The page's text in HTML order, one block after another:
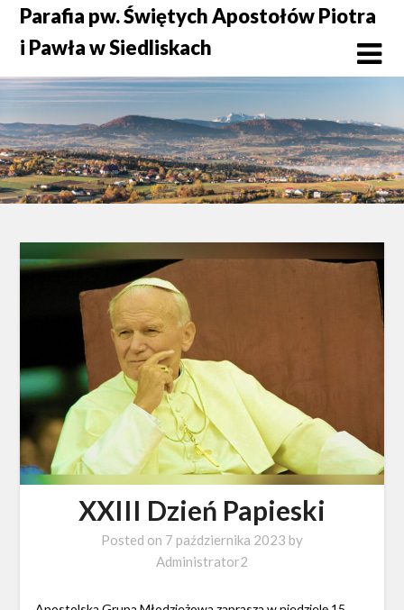
Skip
content
Parafia pw. Świętych Apostołów Piotra
i Pawła w Siedliskach
XXIII Dzień Papieski
Posted on 7 października 2023 by
Administrator2